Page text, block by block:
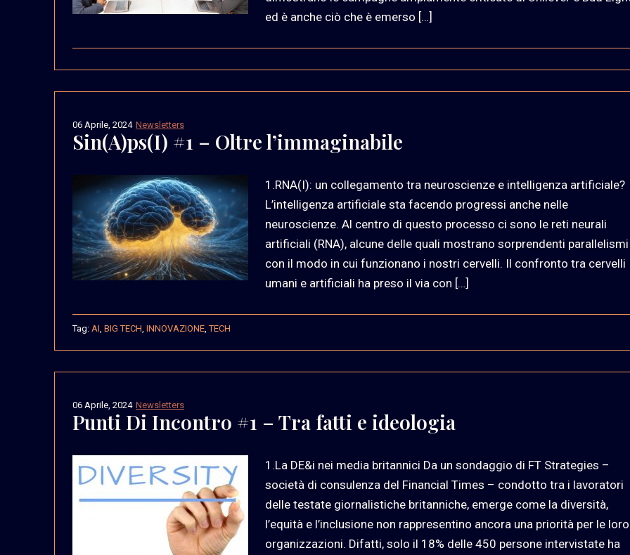
ed è anche ciò che è emerso […]
Newsletters
06 Aprile, 2024
Sin(A)ps(I) #1 – Oltre l’immaginabile
1.RNA(I): un collegamento tra neuroscienze e intelligenza artificiale?
L’intelligenza artificiale sta facendo progressi anche nelle
neuroscienze. Al centro di questo processo ci sono le reti neurali
artificiali (RNA), alcune delle quali mostrano sorprendenti parallelismi
con il modo in cui funzionano i nostri cervelli. Il confronto tra cervelli
umani e artificiali ha preso il via con […]
Tag: AI BIG TECH INNOVAZIONE ,TECH
Newsletters
06 Aprile, 2024
Punti Di Incontro #1 – Tra fatti e ideologia
1.La DE&i nei media britannici Da un sondaggio di FT Strategies –
società di consulenza del Financial Times – condotto tra i lavoratori
delle testate giornalistiche britanniche, emerge come la diversità,
l’equità e l’inclusione non rappresentino ancora una priorità per le loro
organizzazioni. Difatti, solo il 18% delle 450 persone intervistate ha